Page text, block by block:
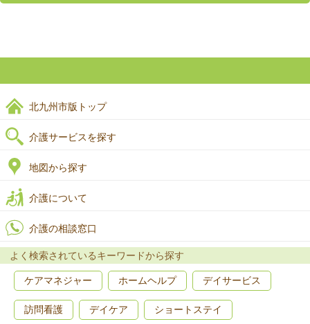
北九州市版トップ
介護サービスを探す
地図から探す
介護について
介護の相談窓口
よく検索されているキーワードから探す
ケアマネジャー ホームヘルプ デイサービス
訪問看護 デイケア ショートステイ